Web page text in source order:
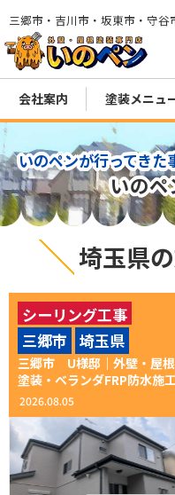
三郷市・吉川市・坂東市・守
会社案内 塗装メニュ
いのペンが行ってき
いのペ
埼玉県
三郷市 U様邸｜外壁・屋根
塗装・ベランダFRP防水施
2026.08.05
シーリング工事
ベランダ防水
屋根塗装
三郷市 埼玉県